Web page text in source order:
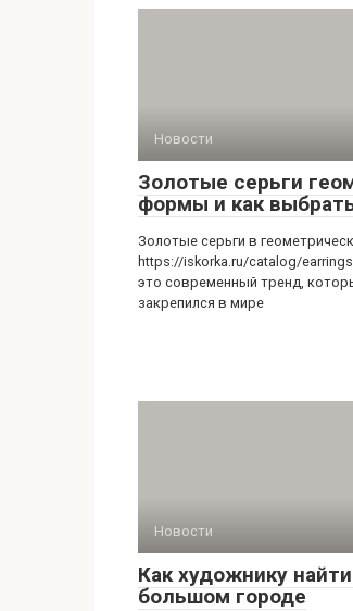
Новости
Золотые серьги
формы и как
Золотые серьги в
https://iskorka.ru/catalog/
это современный тренд,
закрепился в мире
Новости
Как художнику
большом городе